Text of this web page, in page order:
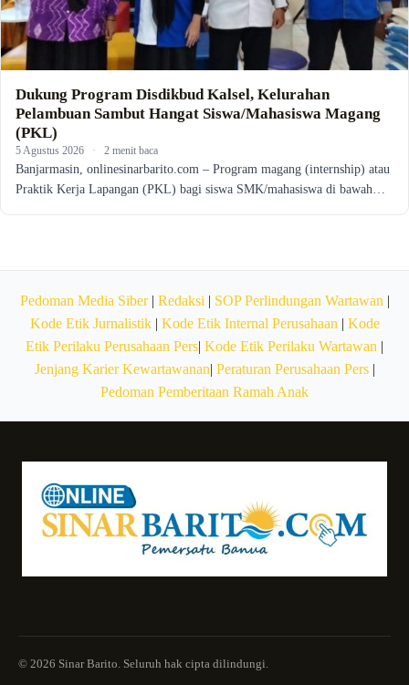
Dukung Program Disdikbud Kalsel, Kelurahan
Pelambuan Sambut Hangat Siswa/Mahasiswa Magang
(PKL)
5 Agustus 2026 · 2 menit baca
Banjarmasin, onlinesinarbarito.com – Program magang (internship) atau
Praktik Kerja Lapangan (PKL) bagi siswa SMK/mahasiswa di bawah…
Pedoman Media Siber| Redaksi | SOP Perlindungan Wartawan |
Kode Etik Jurnalistik| Kode Etik Internal Perusahaan | Kode
Etik Perilaku Perusahaan Pers| Kode Etik Perilaku Wartawan |
Jenjang Karier Kewartawanan| Peraturan Perusahaan Pers|
Pedoman Pemberitaan Ramah Anak
© 2026 Sinar Barito. Seluruh hak cipta dilindungi.